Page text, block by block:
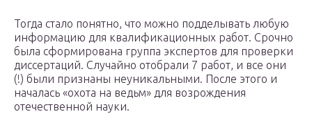
Тогда стало понятно, что можно подделывать любую
информацию для квалификационных работ. Срочно
была сформирована группа экспертов для проверки
диссертаций. Случайно отобрали 7 работ, и все они
(!) были признаны неуникальными. После этого и
началась «охота на ведьм» для возрождения
отечественной науки.